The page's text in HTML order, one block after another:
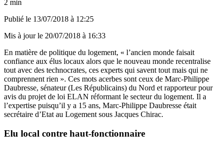
2 min
Publié le 13/07/2018 à 12:25
Mis à jour le 20/07/2018 à 16:33
En matière de politique du logement, « l’ancien monde faisait
confiance aux élus locaux alors que le nouveau monde recentralise
tout avec des technocrates, ces experts qui savent tout mais qui ne
comprennent rien ». Ces mots acerbes sont ceux de Marc-Philippe
Daubresse, sénateur (Les Républicains) du Nord et rapporteur pour
avis du projet de loi ELAN réformant le secteur du logement. Il a
l’expertise puisqu’il y a 15 ans, Marc-Philippe Daubresse était
secrétaire d’Etat au Logement sous Jacques Chirac.
Elu local contre haut-fonctionnaire